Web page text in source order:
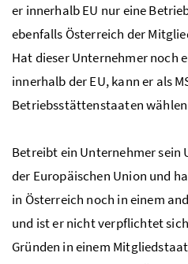
er innerhalbEU nur eine
ebenfalls Österreich der
Hat dieser Unternehmer noch
innerhalb derEU, kann er als
Betriebsstättenstaaten
Betreibt ein Unternehmer
der Europäischen Union und
in Österreich noch in einem
und ist er nicht verpflichtet
Gründen in einem